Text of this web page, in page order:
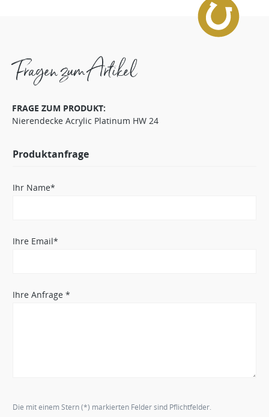
Fragen zum Artikel
FRAGE ZUM PRODUKT:
Nierendecke Acrylic Platinum HW 24
Produktanfrage
Ihr Name*
Ihre Email*
Ihre Anfrage *
Die mit einem Stern (*) markierten Felder sind Pflichtfelder.